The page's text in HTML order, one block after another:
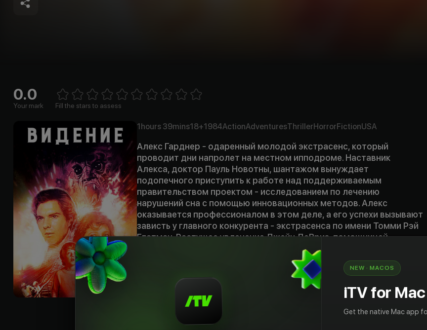
0.0
Your mark 1 Star2 Stars3 Stars4 Stars5 Stars
Fill the stars to assess
1hours 39mins18+1984ActionAdventuresThrillerHorrorFictionUSA
Алекс Гарднер - одаренный молодой экстрасенс, который
проводит дни напролет на местном ипподроме. Наставник
Алекса, доктор Пауль Новотны, шантажом вынуждает
подопечного приступить к работе над поддерживаемым
правительством проектом - исследованием по лечению
нарушений сна с помощью инновационных методов. Алекс
оказывается профессионалом в этом деле, а его успехи вызывают
зависть у главного конкурента - экстрасенса по имени Томми Рэй
Глатман. Растущее увлечение Джейн ДеВриз, помощницей
доктора Новотны, вынуждает Гарднера злоупотреблять своими
способностями, а тем временем влиятельные чиновники
поручают ему новую задачу: внедрить идею в сознание
президента США.
«Чтобы тебе не снилось, твои сны видит кто-то еще»
NEW · MACOS
iTV for Mac
Get the native Mac app